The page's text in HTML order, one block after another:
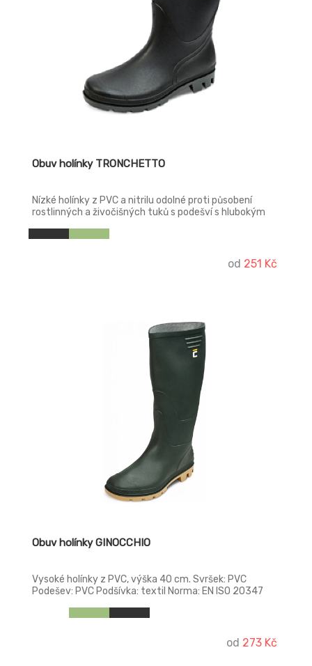
Obuv holínky TRONCHETTO
Nízké holínky z PVC a nitrilu odolné proti působení
rostlinných a živočišných tuků s podešví s hlubokým
od 251 Kč
Obuv holínky GINOCCHIO
Vysoké holínky z PVC, výška 40 cm. Svršek: PVC
Podešev: PVC Podšívka: textil Norma: EN ISO 20347
od 273 Kč